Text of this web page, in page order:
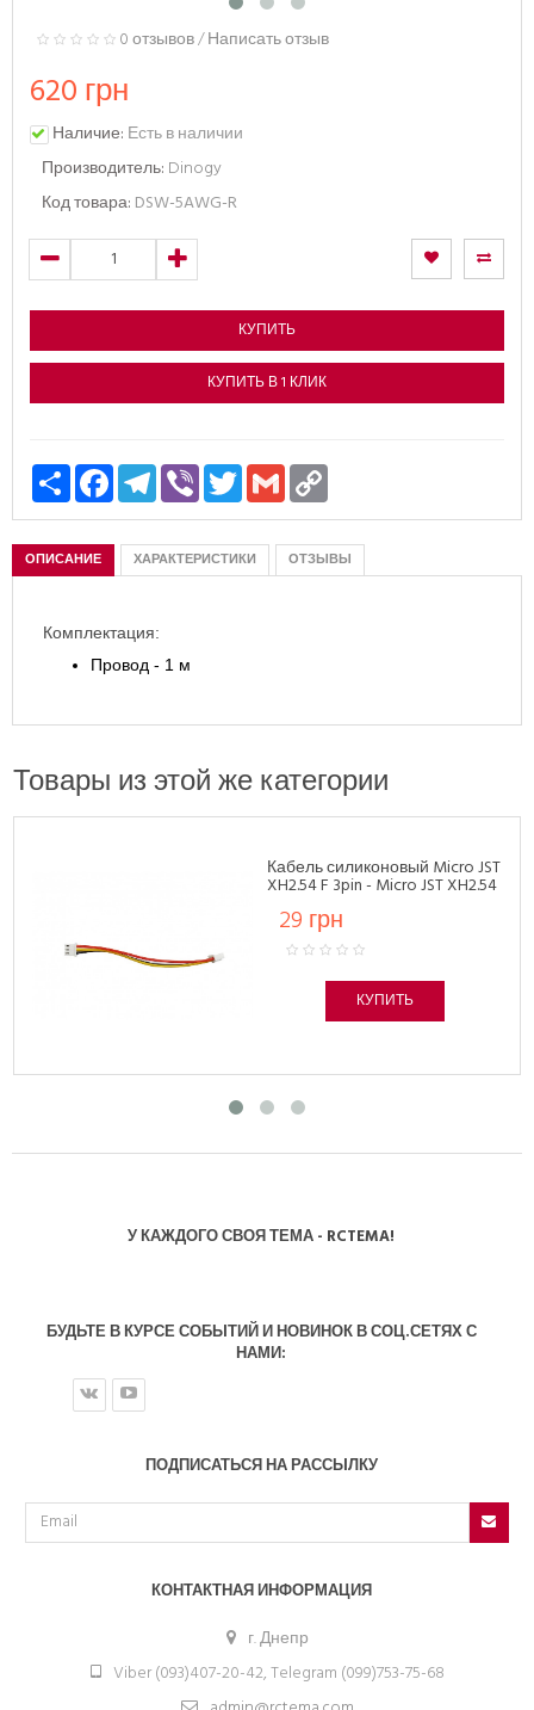
0 отзывов/Написать отзыв
620 грн
Наличие: Есть в наличии
Производитель: Dinogy
Код товара: DSW-5AWG-R
КУПИТЬ
КУПИТЬ В 1 КЛИК
РесурсFacebookTelegramViber TwitterGmail
ОПИСАНИЕ ХАРАКТЕРИСТИКИ ОТЗЫВЫ
Комплектация:
Провод - 1 м
Товары из этой же категории
Кабель силиконовый Micro JST
XH2.54 F 3pin - Micro JST XH2.54
F 3pin 26AWG развернутый
(100 мм)
29 грн
КУПИТЬ
У КАЖДОГО СВОЯ ТЕМА - RCTEMA!
БУДЬТЕ В КУРСЕ СОБЫТИЙ И НОВИНОК В СОЦ.СЕТЯХ С
НАМИ:
ПОДПИСАТЬСЯ НА РАССЫЛКУ
КОНТАКТНАЯ ИНФОРМАЦИЯ
г. Днепр
Viber (093)407-20-42, Telegram (099)753-75-68